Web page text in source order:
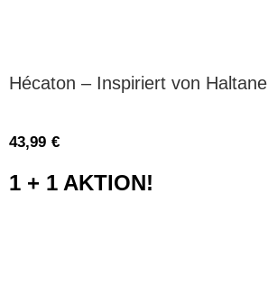
Hécaton – Inspiriert von Haltane
43,99 €
1 + 1 AKTION!